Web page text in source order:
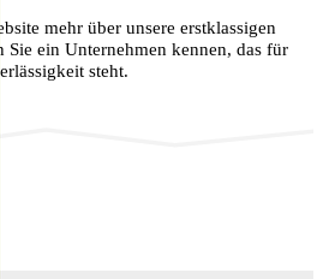
mehr über unsere erstklassigen
Sie ein Unternehmen kennen, das für
steht.